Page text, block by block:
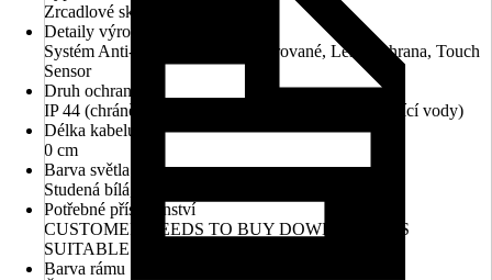
Zrcadlové sklo
Detaily výrobku
Systém Anti-Fog, Osvětlení integrované, Leštěná hrana, Touch
Sensor
Druh ochrany
IP 44 (chráněno před vniknutím cizích těles a stříkající vody)
Délka kabelu
0 cm
Barva světla
Studená bílá, Neutrální bílá, Teplá bílá
Potřebné příslušenství
CUSTOMER NEEDS TO BUY DOWEL HOOKS
SUITABLE TO THEIR WALL AT HOME.
Barva rámu